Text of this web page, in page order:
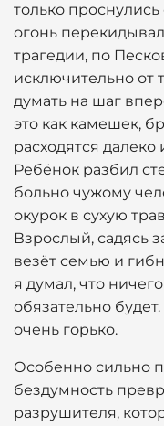
только
огонь
трагедии, по
исключительно от
думать на шаг
это как камешек,
расходятся
Ребёнок разбил
больно чужому
окурок в сухую
Взрослый, садясь
везёт семью и
я думал, что
обязательно
очень горько.
Особенно сильно
бездумность
разрушителя,